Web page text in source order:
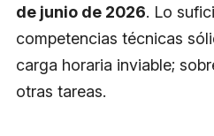
de junio de 2026. Lo
competencias técnicas
carga horaria inviable;
otras tareas.